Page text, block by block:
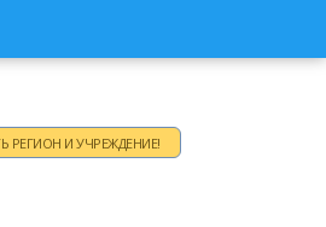
РЕГИОН И УЧРЕЖДЕНИЕ!